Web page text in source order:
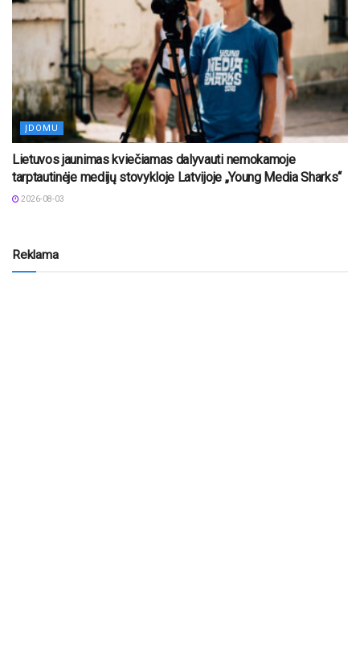
ĮDOMU
Lietuvos jaunimas kviečiamas dalyvauti nemokamoje
tarptautinėje medijų stovykloje Latvijoje „Young Media Sharks“
2026-08-03
Reklama